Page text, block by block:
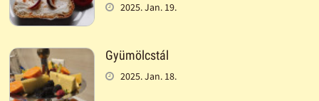
2025. Jan. 19.
Gyümölcstál
2025. Jan. 18.